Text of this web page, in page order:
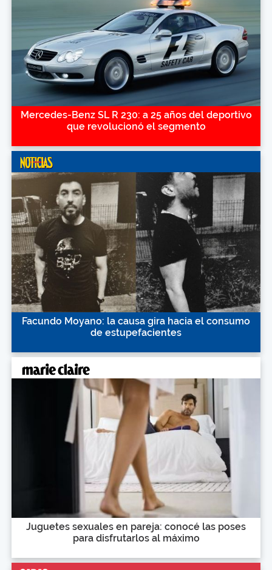
Mercedes-Benz SL R 230: a 25 años del deportivo
que revolucionó el segmento
Facundo Moyano: la causa gira hacia el consumo
de estupefacientes
Juguetes sexuales en pareja: conocé las poses
para disfrutarlos al máximo